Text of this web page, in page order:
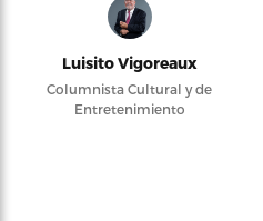
Luisito Vigoreaux
Columnista Cultural y de
Entretenimiento